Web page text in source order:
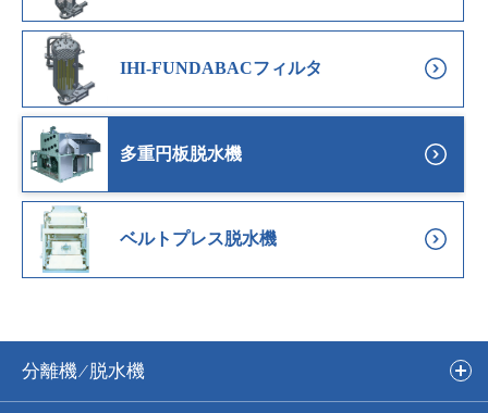
IHI-FUNDABACフィルタ
多重円板脱水機
ベルトプレス脱水機
分離機 ∕ 脱⽔機